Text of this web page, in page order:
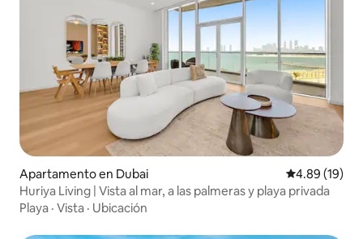
Apartamento en Dubai Calificación
4.89 (19)
Huriya Living | Vista al mar, a las palmeras y playa privada
Playa · Vista · Ubicación